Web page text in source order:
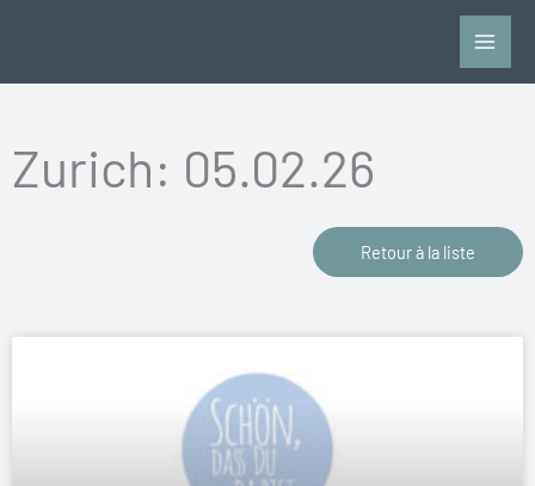
Zurich: 05.02.26
Retour à la liste